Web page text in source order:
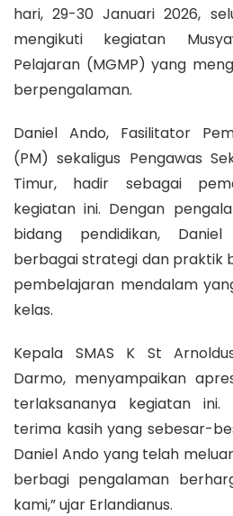
hari, 29-30 Januari 2026,
mengikuti kegiatan
Pelajaran (MGMP) yang
berpengalaman.
Daniel Ando, Fasilitator
(PM) sekaligus Pengawas
Timur, hadir sebagai
kegiatan ini. Dengan
bidang pendidikan,
berbagai strategi dan praktik
pembelajaran mendalam
kelas.
Kepala SMAS K St
Darmo, menyampaikan
terlaksananya kegiatan ini.
terima kasih yang sebesar-
Daniel Ando yang telah
berbagi pengalaman
kami,” ujar Erlandianus.